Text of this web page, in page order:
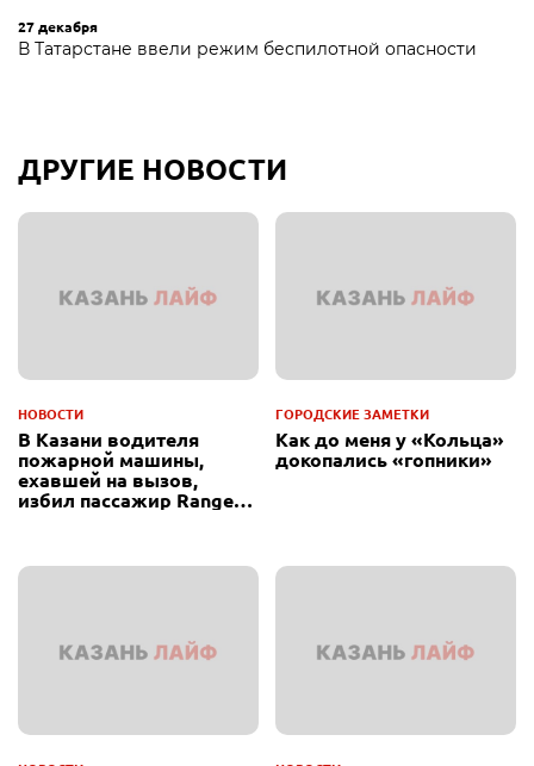
27 декабря
В Татарстане ввели режим беспилотной опасности
ДРУГИЕ НОВОСТИ
НОВОСТИ
В Казани водителя
пожарной машины,
ехавшей на вызов,
избил пассажир Range
ГОРОДСКИЕ ЗАМЕТКИ
Как до меня у «Кольца»
докопались «гопники»